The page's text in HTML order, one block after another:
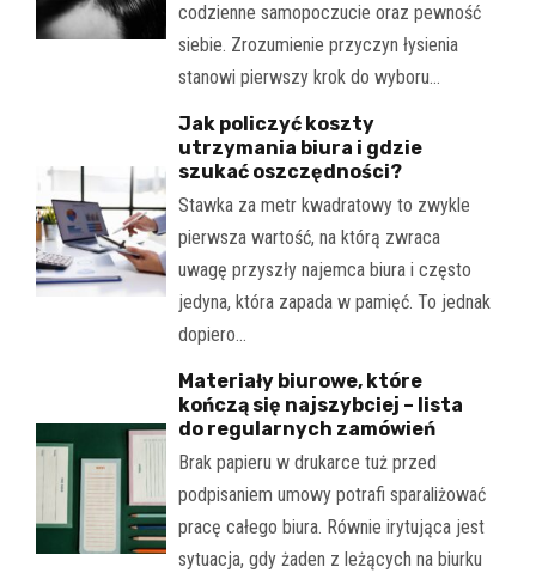
codzienne samopoczucie oraz pewność
siebie. Zrozumienie przyczyn łysienia
stanowi pierwszy krok do wyboru…
Jak policzyć koszty
utrzymania biura i gdzie
szukać oszczędności?
Stawka za metr kwadratowy to zwykle
pierwsza wartość, na którą zwraca
uwagę przyszły najemca biura i często
jedyna, która zapada w pamięć. To jednak
dopiero…
Materiały biurowe, które
kończą się najszybciej – lista
do regularnych zamówień
Brak papieru w drukarce tuż przed
podpisaniem umowy potrafi sparaliżować
pracę całego biura. Równie irytująca jest
sytuacja, gdy żaden z leżących na biurku